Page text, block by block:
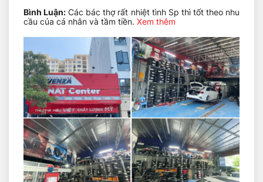
với tài xế mới.
Bình Luận: Các bác thợ rất nhiệt tình Sp thì tốt theo nhu
cầu của cá nhân và tầm tiền. Xem thêm